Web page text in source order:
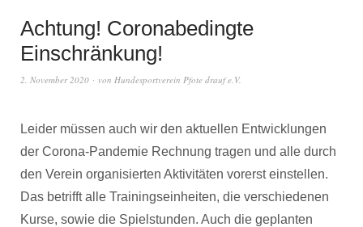
Achtung! Coronabedingte
Einschränkung!
2. November 2020 von Hundesportverein Pfote drauf e.V.
Leider müssen auch wir den aktuellen Entwicklungen
der Corona-Pandemie Rechnung tragen und alle durch
den Verein organisierten Aktivitäten vorerst einstellen.
Das betrifft alle Trainingseinheiten, die verschiedenen
Kurse, sowie die Spielstunden. Auch die geplanten